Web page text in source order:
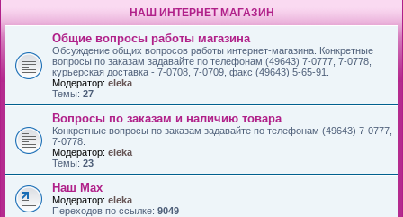
НАШ ИНТЕРНЕТ МАГАЗИН
Общие вопросы работы магазина
Обсуждение общих вопросов работы интернет-магазина. Конкретные
вопросы по заказам задавайте по телефонам:(49643) 7-0777, 7-0778,
курьерская доставка - 7-0708, 7-0709, факс (49643) 5-65-91.
Модератор: eleka
Темы: 27
Вопросы по заказам и наличию товара
Конкретные вопросы по заказам задавайте по телефонам (49643) 7-0777,
7-0778.
Модератор: eleka
Темы: 23
Наш Max
Модератор: eleka
Переходов по ссылке: 9049